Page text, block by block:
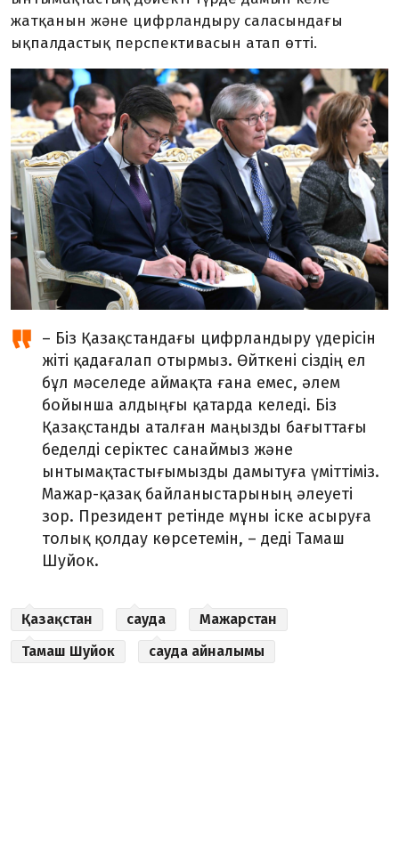
жатқанын және цифрландыру саласындағы
ықпалдастық перспективасын атап өтті.
– Біз Қазақстандағы цифрландыру үдерісін
жіті қадағалап отырмыз. Өйткені сіздің ел
бұл мәселеде аймақта ғана емес, әлем
бойынша алдыңғы қатарда келеді. Біз
Қазақстанды аталған маңызды бағыттағы
беделді серіктес санаймыз және
ынтымақтастығымызды дамытуға үміттіміз.
Мажар-қазақ байланыстарының әлеуеті
зор. Президент ретінде мұны іске асыруға
толық қолдау көрсетемін, – деді Тамаш
Шуйок.
Қазақстан сауда
Мажарстан
Тамаш Шуйок
сауда айналымы